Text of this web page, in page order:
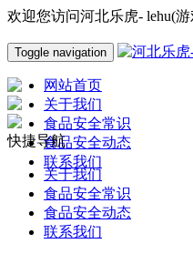
欢迎您访问河北乐虎- lehu(
Toggle navigation
网站首页
关于我们
食品安全常识
食品安全动态
联系我们
快捷导航
关于我们
食品安全常识
食品安全动态
联系我们